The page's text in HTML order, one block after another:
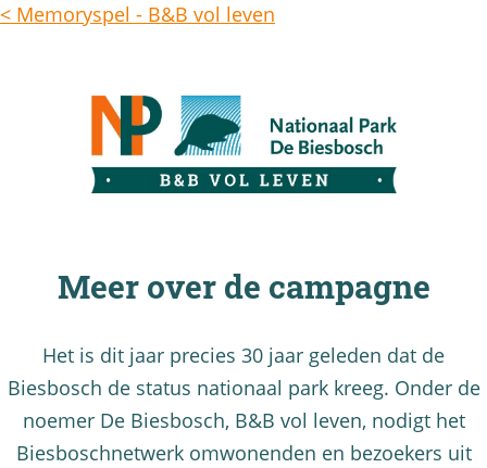
< Memoryspel - B&B vol leven
Meer over de campagne
Het is dit jaar precies 30 jaar geleden dat de
Biesbosch de status nationaal park kreeg. Onder de
noemer De Biesbosch, B&B vol leven, nodigt het
Biesboschnetwerk omwonenden en bezoekers uit